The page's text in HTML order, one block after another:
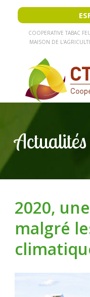
COOPERATIVE TABAC
MAISON DE
Actualités
2020,
malgré